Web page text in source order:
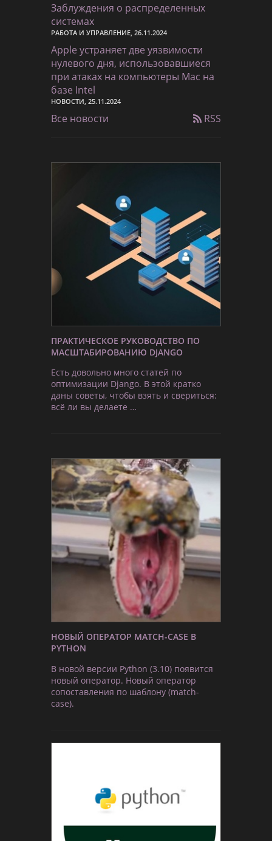
Заблуждения о распределенных
системах
РАБОТА И УПРАВЛЕНИЕ, 26.11.2024
Apple устраняет две уязвимости
нулевого дня, использовавшиеся
при атаках на компьютеры Mac на
базе Intel
НОВОСТИ, 25.11.2024
Все новости RSS
ПРАКТИЧЕСКОЕ РУКОВОДСТВО ПО
МАСШТАБИРОВАНИЮ DJANGO
Есть довольно много статей по
оптимизации Django. В этой кратко
даны советы, чтобы взять и свериться:
всё ли вы делаете …
НОВЫЙ ОПЕРАТОР MATCH-CASE В
PYTHON
В новой версии Python (3.10) появится
новый оператор. Новый оператор
сопоставления по шаблону (match-
case).